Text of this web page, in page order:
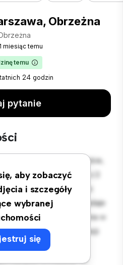
Obrzeżna
1 miesiąc temu
temu
24 godzin
pytanie
aby zobaczyć
i szczegóły
wybranej
się
oazie w mazowieckie,
apartament z 2
i przytulną przestrzeń do
układu idealnie nadaje
kuchnia jest wyposażona w
doskonałej lokalizacji
od najlepszych
rozrywki w mieście. W